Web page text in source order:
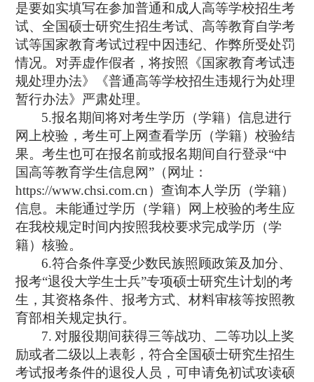
是要如实填写在参加普通和成人高等学校招生考
试、全国硕士研究生招生考试、高等教育自学考
试等国家教育考试过程中因违纪、作弊所受处罚
情况。对弄虚作假者，将按照《国家教育考试违
规处理办法》《普通高等学校招生违规行为处理
暂行办法》严肃处理。
5.报名期间将对考生学历（学籍）信息进行
网上校验，考生可上网查看学历（学籍）校验结
果。考生也可在报名前或报名期间自行登录“中
国高等教育学生信息网” （网址：
https://www.chsi.com.cn）查询本人学历（学籍）
信息。未能通过学历（学籍）网上校验的考生应
在我校规定时间内按照我校要求完成学历（学
籍）核验。
6.符合条件享受少数民族照顾政策及加分、
报考“退役大学生士兵”专项硕士研究生计划的考
生，其资格条件、报考方式、材料审核等按照教
育部相关规定执行。
7. 对服役期间获得三等战功、二等功以上奖
励或者二级以上表彰，符合全国硕士研究生招生
考试报考条件的退役人员，可申请免初试攻读硕